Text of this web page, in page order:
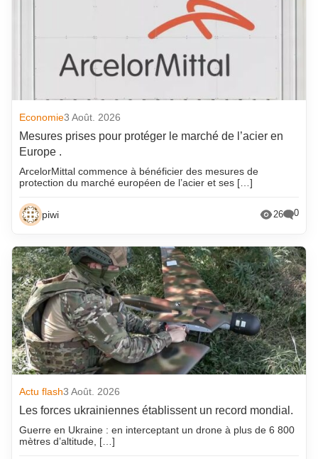
Economie3 Août. 2026
Mesures prises pour protéger le marché de l’acier en
Europe .
ArcelorMittal commence à bénéficier des mesures de
protection du marché européen de l’acier et ses […]
piwi 26 0
Actu flash3 Août. 2026
Les forces ukrainiennes établissent un record mondial.
Guerre en Ukraine : en interceptant un drone à plus de 6 800
mètres d’altitude, […]